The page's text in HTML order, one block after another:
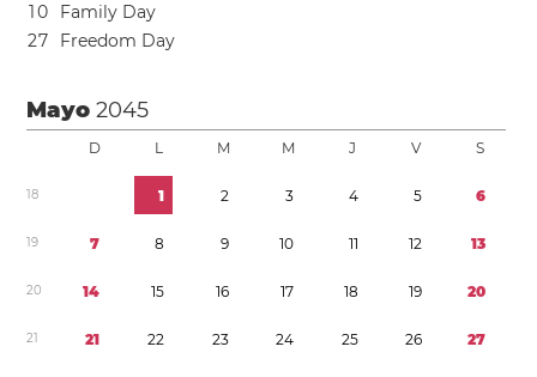
10
Family Day
27 Freedom Day
Mayo2045
D L M M J V S
18 1 2 3 4 5 6
19 7 8 9 10 11 12 13
20 14 15 16 17 18 19 20
21 21 22 23 24 25 26 27